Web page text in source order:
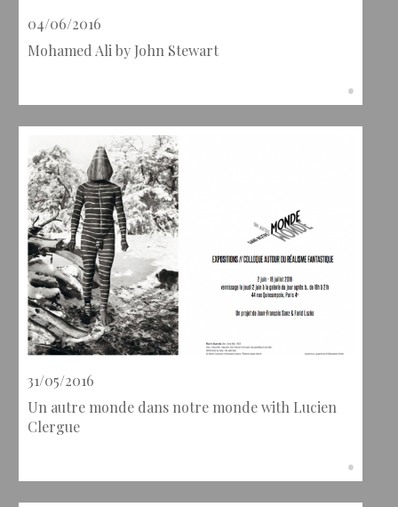
04/06/2016
Mohamed Ali by John Stewart
31/05/2016
Un autre monde dans notre monde with Lucien
Clergue